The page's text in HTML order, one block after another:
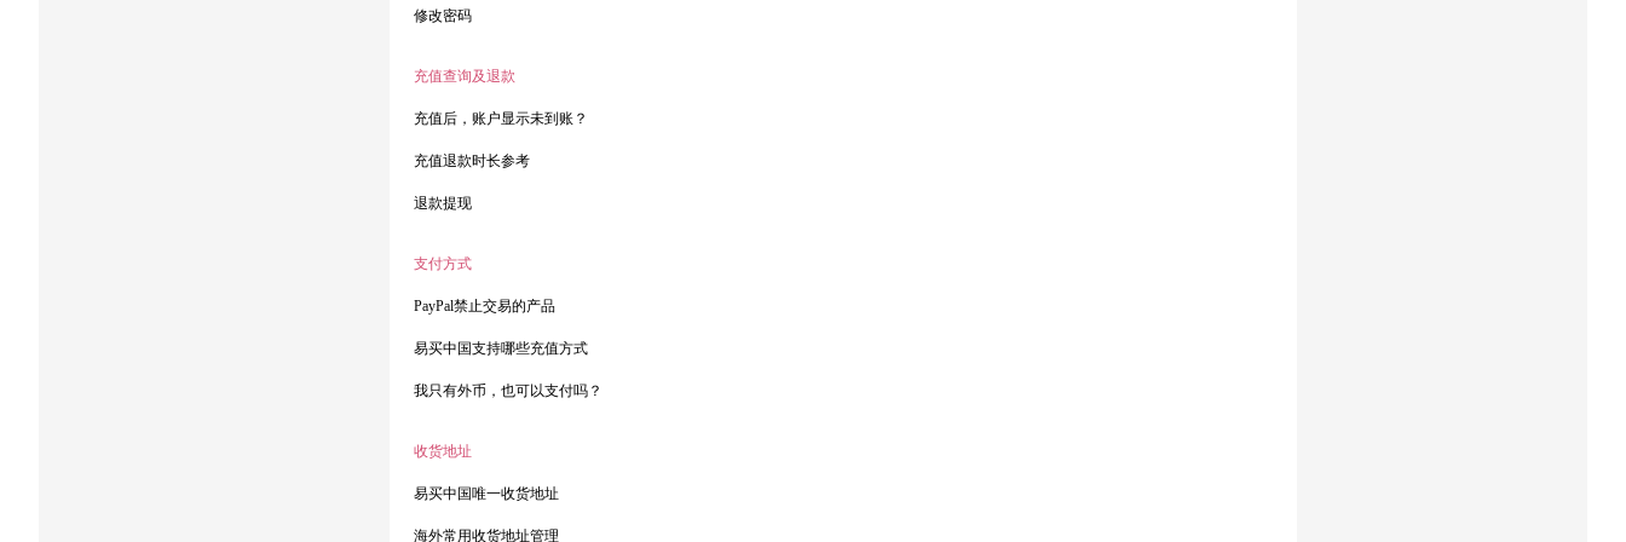
修改密码
充值查询及退款
充值后，账户显示未到账？
充值退款时长参考
退款提现
支付方式
PayPal禁止交易的产品
易买中国支持哪些充值方式
我只有外币，也可以支付吗？
收货地址
易买中国唯一收货地址
海外常用收货地址管理